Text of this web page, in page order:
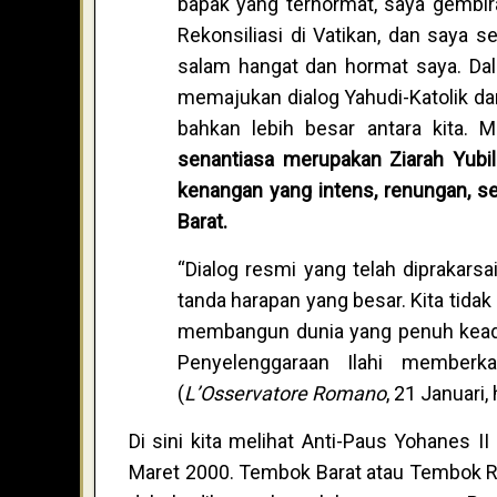
Rekonsiliasi di Vatikan, dan saya
salam hangat dan hormat saya.
memajukan dialog Yahudi-Katolik
bahkan lebih besar antara kita.
senantiasa merupakan Ziarah
kenangan yang intens, renungan,
Barat.
“Dialog resmi yang telah
tanda harapan yang besar. Kita
membangun dunia yang penuh
Penyelenggaraan Ilahi
(L’Osservatore Romano, 21 Januari,
Di sini kita melihat Anti-Paus Yohanes
Maret 2000. Tembok Barat atau Tembok